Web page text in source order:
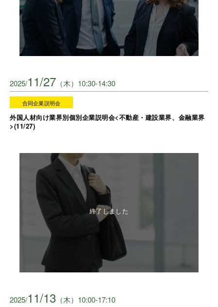
2025/11/27 （木）10:30-14:30
合同企業説明会
外国人材向け業界別個別企業説明会<不動産・建設業界、金融業界
>(11/27)
終了しました
2025/11/13 （木）10:00-17:10